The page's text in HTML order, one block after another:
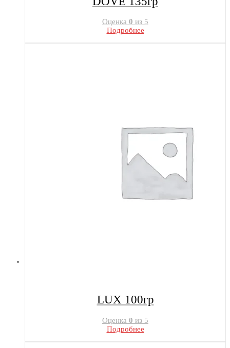
Оценка 0 из 5
Подробнее
LUX 100гр
Оценка 0 из 5
Подробнее